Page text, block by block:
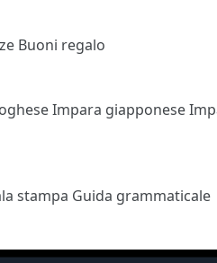
Buoni regalo
Impara giapponese
stampa Guida grammaticale